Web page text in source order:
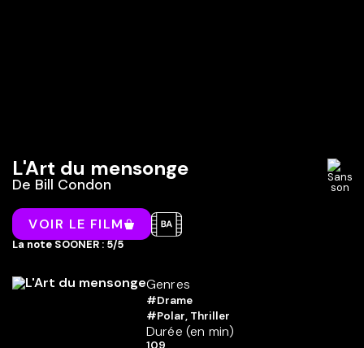
L'Art du mensonge
De Bill Condon
VOIR LE FILM
La note SOONER : 5/5
Genres
#Drame
#Polar, Thriller
Durée (en min)